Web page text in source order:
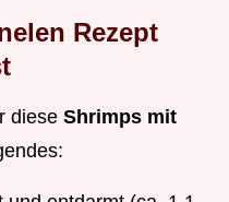
Rezept
diese Shrimps mit